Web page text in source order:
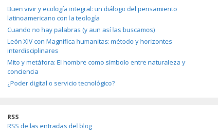
Buen vivir y ecología integral: un diálogo del pensamiento
latinoamericano con la teología
Cuando no hay palabras (y aun así las buscamos)
León XIV con Magnifica humanitas: método y horizontes
interdisciplinares
Mito y metáfora: El hombre como símbolo entre naturaleza y
conciencia
¿Poder digital o servicio tecnológico?
RSS
RSS de las entradas del blog